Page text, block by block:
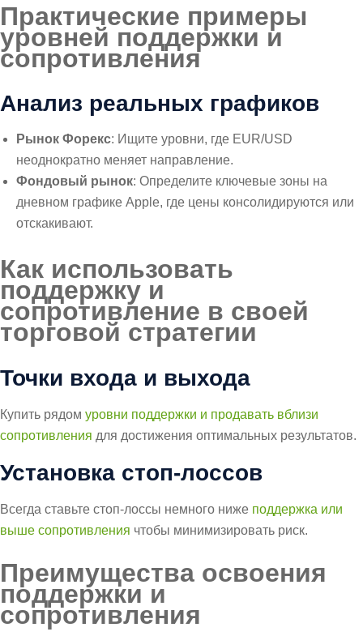
Практические примеры
уровней поддержки и
сопротивления
Анализ реальных графиков
Рынок Форекс: Ищите уровни, где EUR/USD
неоднократно меняет направление.
Фондовый рынок: Определите ключевые зоны на
дневном графике Apple, где цены консолидируются или
отскакивают.
Как использовать
поддержку и
сопротивление в своей
торговой стратегии
Точки входа и выхода
Купить рядом уровни поддержки и продавать вблизи
сопротивления для достижения оптимальных результатов.
Установка стоп-лоссов
Всегда ставьте стоп-лоссы немного ниже поддержка или
выше сопротивления чтобы минимизировать риск.
Преимущества освоения
поддержки и
сопротивления